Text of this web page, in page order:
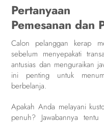
Pertanyaan
Pemesanan dan
Calon pelanggan kerap
sebelum menyepakati
antusias dan menguraikan
ini penting untuk
berbelanja.
Apakah Anda melayani
penuh? Jawabannya